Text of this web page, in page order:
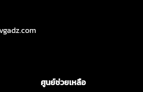
ศูนย์ช่วยเหลือ